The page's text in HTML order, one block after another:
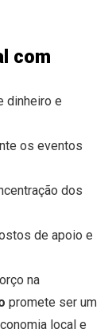
com
dinheiro e
os eventos
dos
de apoio e
na
promete ser um
local e